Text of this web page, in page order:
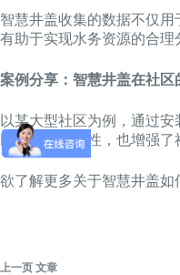
智慧井盖收集的数据不仅
有助于实现水务资源的合理
案例分享：智慧井盖在社区
以某大型社区为例，通过
民的生活便利性，也增强了
欲了解更多关于智慧井盖
上一页 文章